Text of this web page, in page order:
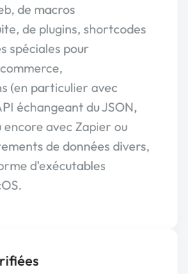
de macros
de plugins, shortcodes
spéciales pour
(en particulier avec
échangeant du JSON,
encore avec Zapier ou
de données divers,
d'exécutables